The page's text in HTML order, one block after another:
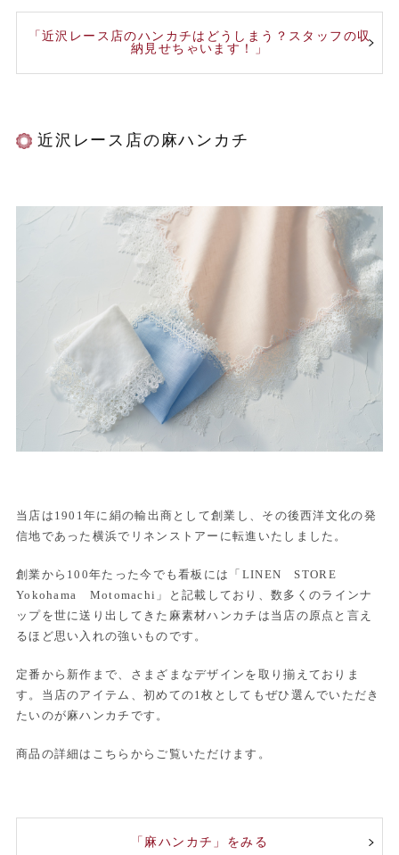
「近沢レース店のハンカチはどうしまう？スタッフの収
納見せちゃいます！」
近沢レース店の麻ハンカチ
当店は1901年に絹の輸出商として創業し、その後西洋文化の発
信地であった横浜でリネンストアーに転進いたしました。
創業から100年たった今でも看板には「LINEN STORE
Yokohama Motomachi」と記載しており、数多くのラインナ
ップを世に送り出してきた麻素材ハンカチは当店の原点と言え
るほど思い入れの強いものです。
定番から新作まで、さまざまなデザインを取り揃えておりま
す。当店のアイテム、初めての1枚としてもぜひ選んでいただき
たいのが麻ハンカチです。
商品の詳細はこちらからご覧いただけます。
「麻ハンカチ」をみる